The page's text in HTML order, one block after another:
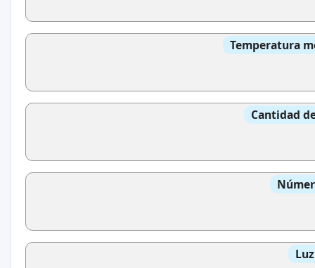
Temperatura
Cantidad